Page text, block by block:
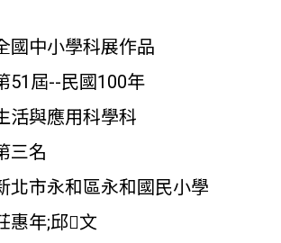
國中小學科展作品
51屆--民國100年
活與應用科學科
三名
北市永和區永和國民小學
惠年;邱文